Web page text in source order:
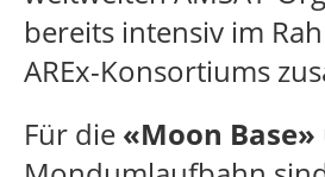
bereits intensiv im
AREx-Konsortiums
Für die «Moon Base»